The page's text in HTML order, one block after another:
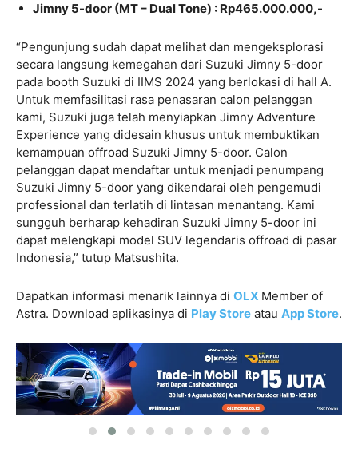
Jimny 5-door (MT – Dual Tone) : Rp465.000.000,-
“Pengunjung sudah dapat melihat dan mengeksplorasi
secara langsung kemegahan dari Suzuki Jimny 5-door
pada booth Suzuki di IIMS 2024 yang berlokasi di hall A.
Untuk memfasilitasi rasa penasaran calon pelanggan
kami, Suzuki juga telah menyiapkan Jimny Adventure
Experience yang didesain khusus untuk membuktikan
kemampuan offroad Suzuki Jimny 5-door. Calon
pelanggan dapat mendaftar untuk menjadi penumpang
Suzuki Jimny 5-door yang dikendarai oleh pengemudi
professional dan terlatih di lintasan menantang. Kami
sungguh berharap kehadiran Suzuki Jimny 5-door ini
dapat melengkapi model SUV legendaris offroad di pasar
Indonesia,” tutup Matsushita.
Dapatkan informasi menarik lainnya di OLX Member of
Astra. Download aplikasinya di Play Store atau App Store.